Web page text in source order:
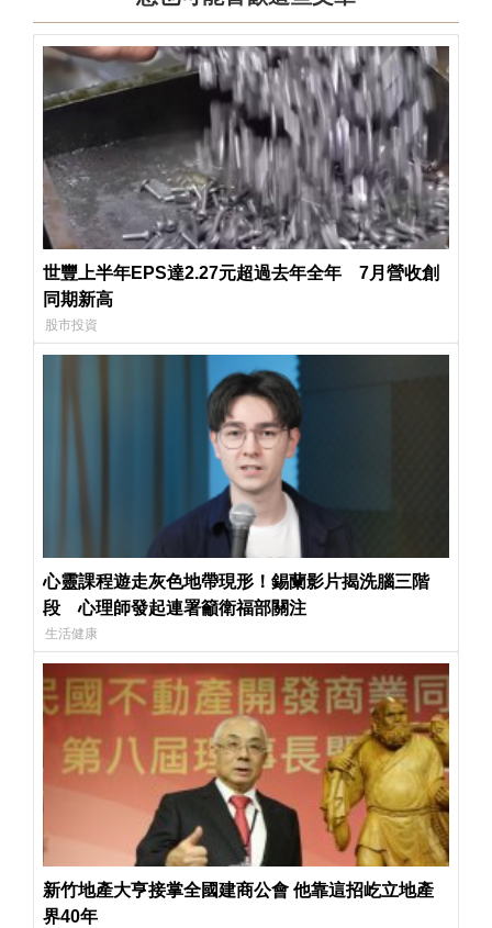
世豐上半年EPS達2.27元超過去年全年 7月營收創
同期新高
股市投資
心靈課程遊走灰色地帶現形！錫蘭影片揭洗腦三階
段 心理師發起連署籲衛福部關注
生活健康
新竹地產大亨接掌全國建商公會 他靠這招屹立地產
界40年